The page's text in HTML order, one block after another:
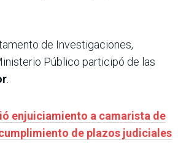
de Investigaciones,
Público participó de las
enjuiciamiento a camarista de
de plazos judiciales